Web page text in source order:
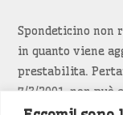
Spondeticino non
in quanto viene
prestabilita.
7/3/2001, non può
editoriale.